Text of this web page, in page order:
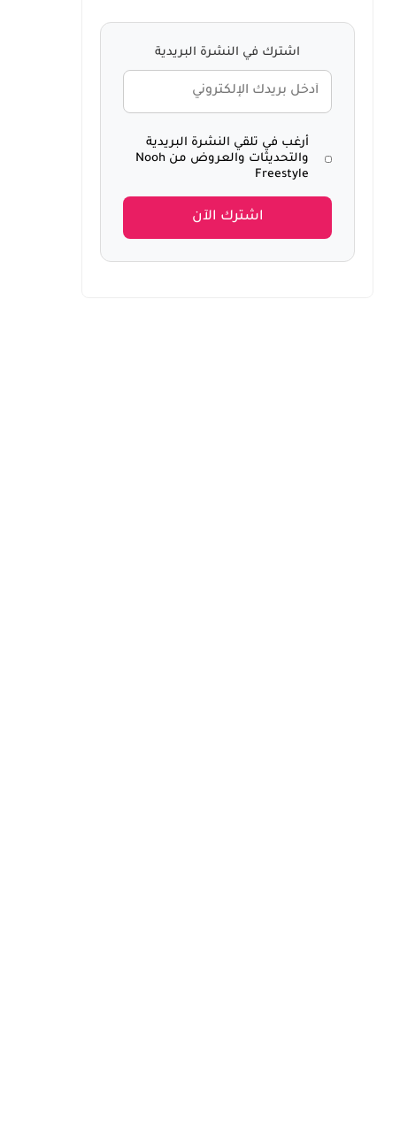
اشترك في النشرة البريدية
أرغب في تلقي النشرة البريدية
والتحديثات والعروض من Nooh
Freestyle
اشترك الآن